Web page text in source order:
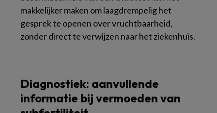
makkelijker maken om laagdrempelig het
gesprek te openen over vruchtbaarheid,
zonder direct te verwijzen naar het ziekenhuis.
Diagnostiek: aanvullende
informatie bij vermoeden van